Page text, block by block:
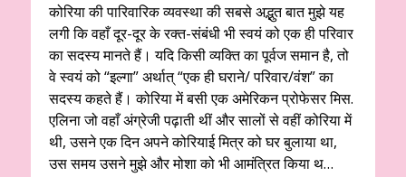
कोरिया की पारिवारिक व्यवस्था की सबसे अद्भुत बात मुझे यह
लगी कि वहाँ दूर-दूर के रक्त-संबंधी भी स्वयं को एक ही परिवार
का सदस्य मानते हैं। यदि किसी व्यक्ति का पूर्वज समान है, तो
वे स्वयं को “इल्गा” अर्थात् “एक ही घराने/ परिवार/वंश” का
सदस्य कहते हैं। कोरिया में बसी एक अमेरिकन प्रोफेसर मिस.
एलिना जो वहाँ अंग्रेजी पढ़ाती थीं और सालों से वहीं कोरिया में
थी, उसने एक दिन अपने कोरियाई मित्र को घर बुलाया था,
उस समय उसने मुझे और मोशा को भी आमंत्रित किया थ…